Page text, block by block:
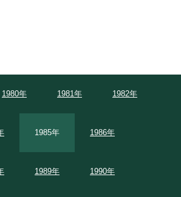
1980年 1981年 1982年
1985年 1986年
1989年 1990年